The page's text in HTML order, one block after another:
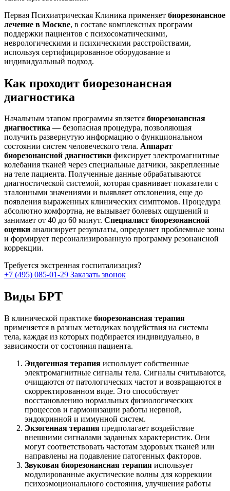
Первая Психиатрическая Клиника применяет биорезонансное
лечение в Москве, в составе комплексных программ
поддержки пациентов с психосоматическими,
неврологическими и психическими расстройствами,
используя сертифицированное оборудование и
индивидуальный подход.
Как проходит биорезонансная
диагностика
Начальным этапом программы является биорезонансная
диагностика — безопасная процедура, позволяющая
получить развернутую информацию о функциональном
состоянии систем человеческого тела. Аппарат
биорезонансной диагностики фиксирует электромагнитные
колебания тканей через специальные датчики, закрепленные
на теле пациента. Полученные данные обрабатываются
диагностической системой, которая сравнивает показатели с
эталонными значениями и выявляет отклонения, еще до
появления выраженных клинических симптомов. Процедура
абсолютно комфортна, не вызывает болевых ощущений и
занимает от 40 до 60 минут. Специалист биорезонансной
оценки анализирует результаты, определяет проблемные зоны
и формирует персонализированную программу резонансной
коррекции.
Требуется экстренная госпитализация?
+7 (495) 085-01-29 Заказать звонок
Виды БРТ
В клинической практике биорезонансная терапия
применяется в разных методиках воздействия на системы
тела, каждая из которых подбирается индивидуально, в
зависимости от состояния пациента.
Эндогенная терапия использует собственные
электромагнитные сигналы тела. Сигналы считываются,
очищаются от патологических частот и возвращаются в
скорректированном виде. Это способствует
восстановлению нормальных физиологических
процессов и гармонизации работы нервной,
эндокринной и иммунной систем.
Экзогенная терапия предполагает воздействие
внешними сигналами заданных характеристик. Они
могут соответствовать частотам здоровых тканей или
направлены на подавление патогенных факторов.
Звуковая биорезонансная терапия использует
модулированные акустические волны для коррекции
психоэмоционального состояния, улучшения работы